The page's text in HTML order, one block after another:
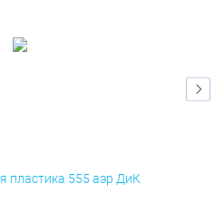
пластика 555 аэр ДиК